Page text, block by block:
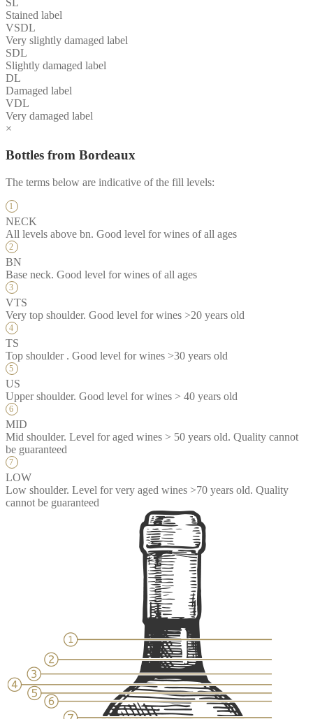
Stained label
VSDL
Very slightly damaged label
SDL
Slightly damaged label
DL
Damaged label
VDL
Very damaged label
×
Bottles from Bordeaux
The terms below are indicative of the fill levels:
NECK
All levels above bn. Good level for wines of all ages
BN
Base neck. Good level for wines of all ages
VTS
Very top shoulder. Good level for wines >20 years old
TS
Top shoulder . Good level for wines >30 years old
US
Upper shoulder. Good level for wines > 40 years old
MID
Mid shoulder. Level for aged wines > 50 years old. Quality cannot
be guaranteed
LOW
Low shoulder. Level for very aged wines >70 years old. Quality
cannot be guaranteed